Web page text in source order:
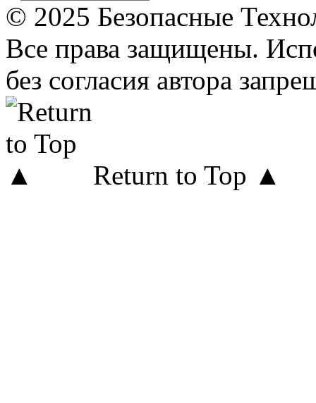
© 2025 Безопасные
Все права защищены.
без согласия автора
Return to Top ▲